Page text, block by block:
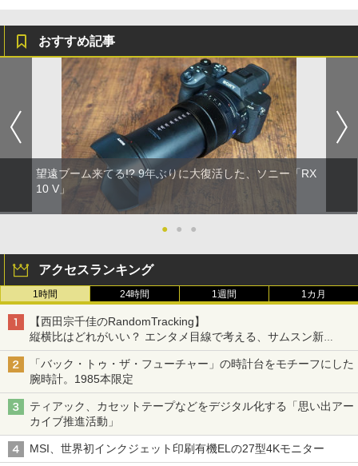
おすすめ記事
望遠ブーム来てる!? 9年ぶりに大復活した、ソニー「RX
10 V」
● ● ●
アクセスランキング
1時間 24時間 1週間 1カ月
【西田宗千佳のRandomTracking】
縦横比はどれがいい？ エンタメ目線で考える、サムスン新
「Galaxy Z Fold」
「バック・トゥ・ザ・フューチャー」の時計台をモチーフにした
腕時計。1985本限定
ティアック、カセットテープなどをデジタル化する「思い出アー
カイブ推進活動」
MSI、世界初インクジェット印刷有機ELの27型4Kモニター